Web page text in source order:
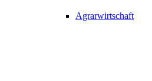
Agrarwirtschaft